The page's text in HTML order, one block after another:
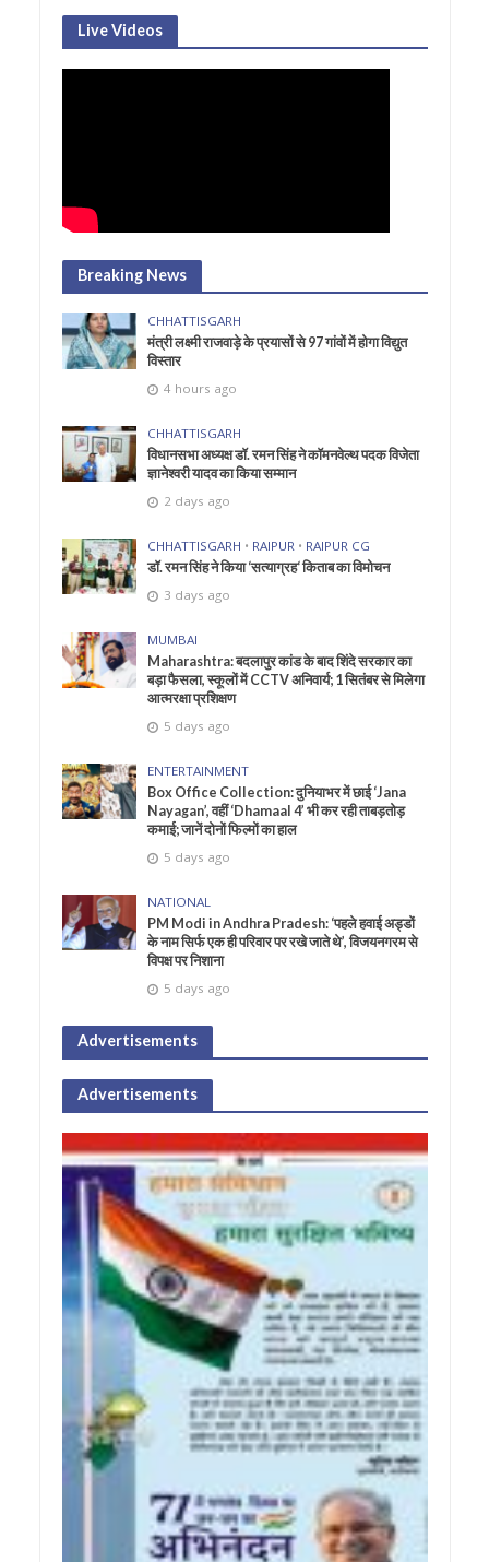
Live Videos
Breaking News
CHHATTISGARH
मंत्री लक्ष्मी राजवाड़े के प्रयासों से 97 गांवों में होगा विद्युत
विस्तार
4 hours ago
CHHATTISGARH
विधानसभा अध्यक्ष डॉ. रमन सिंह ने कॉमनवेल्थ पदक विजेता
ज्ञानेश्वरी यादव का किया सम्मान
2 days ago
CHHATTISGARH • RAIPUR • RAIPUR CG
डॉ. रमन सिंह ने किया ‘सत्याग्रह‘ किताब का विमोचन
3 days ago
MUMBAI
Maharashtra: बदलापुर कांड के बाद शिंदे सरकार का
बड़ा फैसला, स्कूलों में CCTV अनिवार्य; 1 सितंबर से मिलेगा
आत्मरक्षा प्रशिक्षण
5 days ago
ENTERTAINMENT
Box Office Collection: दुनियाभर में छाई ‘Jana
Nayagan’, वहीं ‘Dhamaal 4’ भी कर रही ताबड़तोड़
कमाई; जानें दोनों फिल्मों का हाल
5 days ago
NATIONAL
PM Modi in Andhra Pradesh: ‘पहले हवाई अड्डों
के नाम सिर्फ एक ही परिवार पर रखे जाते थे’, विजयनगरम से
विपक्ष पर निशाना
5 days ago
Advertisements
Advertisements